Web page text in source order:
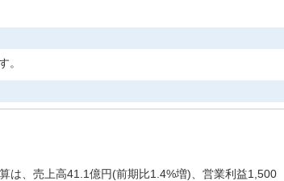
。
は、売上高41.1億円(前期比1.4%増)、営業利益1,500